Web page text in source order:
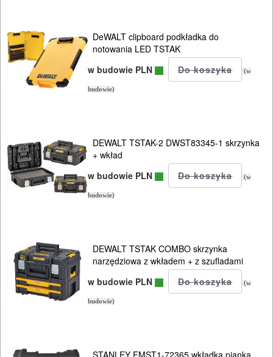
system
MAKITA
Makpac
STANLEY
Tstak
system
STANLEY
system
STANLEY
FMST
DeWALT clipboard podkładka do
notowania LED TSTAK
w budowie PLN
(w
budowie)
DEWALT TSTAK-2 DWST83345-1 skrzynka
+ wkład
w budowie PLN
(w
budowie)
DEWALT TSTAK COMBO skrzynka
narzędziowa z wkładem + z szufladami
w budowie PLN
(w
budowie)
STANLEY FMST1-72365 wkładka pianka